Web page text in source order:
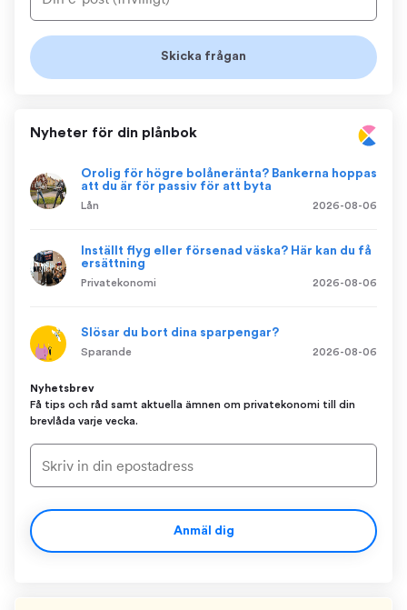
Nyheter för din plånbok
Orolig för högre bolåneränta? Bankerna hoppas
att du är för passiv för att byta
Lån 2026-08-06
Inställt flyg eller försenad väska? Här kan du få
ersättning
Privatekonomi 2026-08-06
Slösar du bort dina sparpengar?
Sparande 2026-08-06
Nyhetsbrev
Få tips och råd samt aktuella ämnen om privatekonomi till din
brevlåda varje vecka.
Anmäl dig